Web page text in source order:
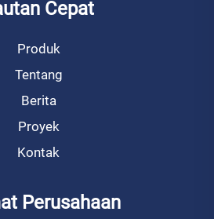
Cepat
Produk
Tentang
Berita
Proyek
Kontak
Perusahaan